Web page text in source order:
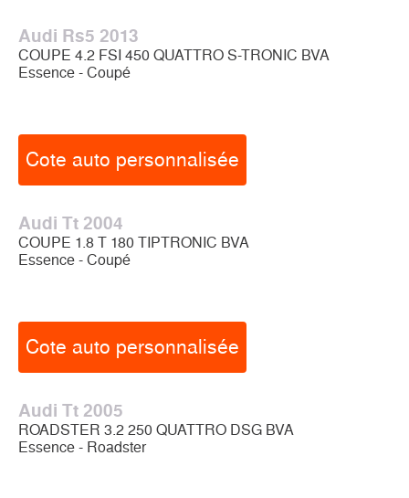
Audi Rs5 2013
COUPE 4.2 FSI 450 QUATTRO S-TRONIC BVA
Essence - Coupé
Cote auto personnalisée
Audi Tt 2004
COUPE 1.8 T 180 TIPTRONIC BVA
Essence - Coupé
Cote auto personnalisée
Audi Tt 2005
ROADSTER 3.2 250 QUATTRO DSG BVA
Essence - Roadster